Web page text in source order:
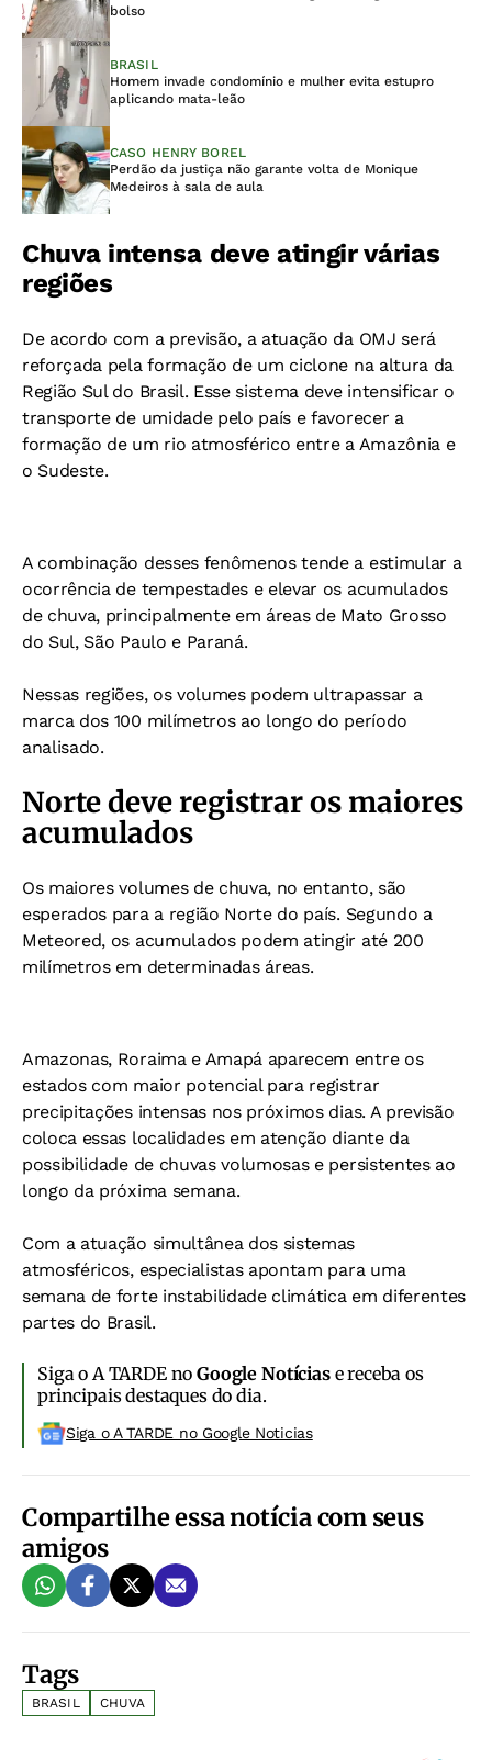
bolso
BRASIL
Homem invade condomínio e mulher evita estupro
aplicando mata-leão
CASO HENRY BOREL
Perdão da justiça não garante volta de Monique
Medeiros à sala de aula
Chuva intensa deve atingir várias
regiões
De acordo com a previsão, a atuação da OMJ será
reforçada pela formação de um ciclone na altura da
Região Sul do Brasil. Esse sistema deve intensificar o
transporte de umidade pelo país e favorecer a
formação de um rio atmosférico entre a Amazônia e
o Sudeste.
A combinação desses fenômenos tende a estimular a
ocorrência de tempestades e elevar os acumulados
de chuva, principalmente em áreas de Mato Grosso
do Sul, São Paulo e Paraná.
Nessas regiões, os volumes podem ultrapassar a
marca dos 100 milímetros ao longo do período
analisado.
Norte deve registrar os maiores
acumulados
Os maiores volumes de chuva, no entanto, são
esperados para a região Norte do país. Segundo a
Meteored, os acumulados podem atingir até 200
milímetros em determinadas áreas.
Amazonas, Roraima e Amapá aparecem entre os
estados com maior potencial para registrar
precipitações intensas nos próximos dias. A previsão
coloca essas localidades em atenção diante da
possibilidade de chuvas volumosas e persistentes ao
longo da próxima semana.
Com a atuação simultânea dos sistemas
atmosféricos, especialistas apontam para uma
semana de forte instabilidade climática em diferentes
partes do Brasil.
Siga o A TARDE noGoogle Notíciase receba os
principais destaques do dia.
Siga o A TARDE no Google Noticias
Compartilhe essa notícia com seus
amigos
Tags
BRASIL CHUVA